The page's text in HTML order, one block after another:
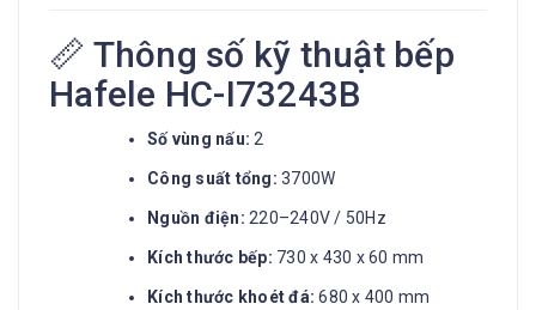
📏 Thông số kỹ thuật bếp
Hafele HC-I73243B
Số vùng nấu: 2
Công suất tổng: 3700W
Nguồn điện: 220–240V / 50Hz
Kích thước bếp: 730 x 430 x 60 mm
Kích thước khoét đá: 680 x 400 mm